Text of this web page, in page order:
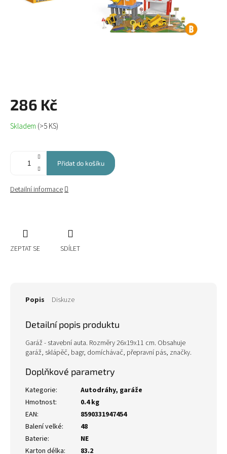
286 Kč
Měrná
cena:
Skladem (>5 KS)
Přidat do košíku
Detailní informace
ZEPTAT SE SDÍLET
Popis Diskuze
Detailní popis produktu
Garáž - stavební auta. Rozměry 26x19x11 cm. Obsahuje
garáž, sklápěč, bagr, domíchávač, přepravní pás, značky.
Doplňkové parametry
Kategorie:
Autodráhy, garáže
Hmotnost:
0.4 kg
EAN:
8590331947454
Balení velké:
48
Baterie:
NE
Karton délka: 83.2